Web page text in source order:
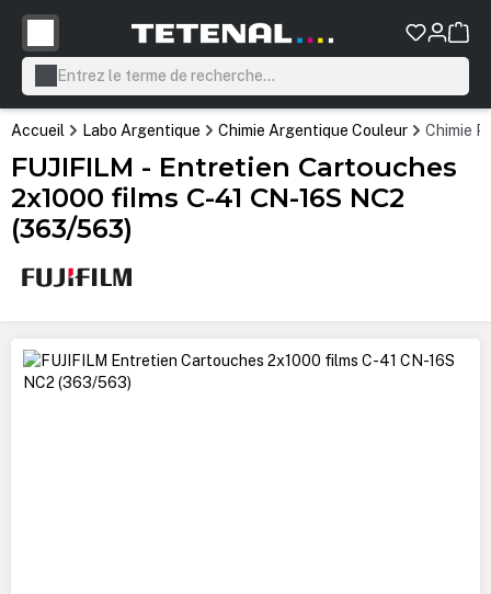
principal
Accueil Labo Argentique Chimie Argentique Couleur Chimie
FUJIFILM - Entretien Cartouches
2x1000 films C-41 CN-16S NC2
(363/563)
Ignorer la galerie d'images